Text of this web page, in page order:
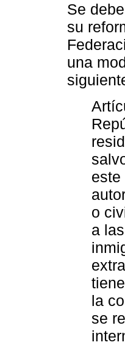
Se
su
una
este
o
a
la
se